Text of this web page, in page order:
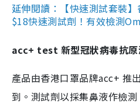
延伸閱讀：【快速測試套裝
$18快速測試劑！有效檢測
acc+ test 新型冠狀病毒抗原
產品由香港口罩品牌acc+ 推
到。測試劑以採集鼻液作檢